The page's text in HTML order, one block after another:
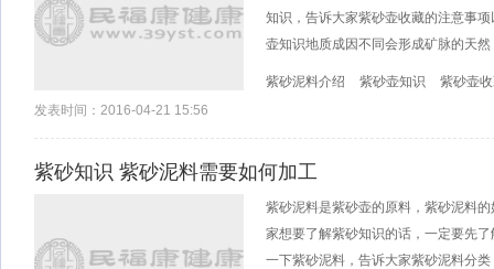
知识，告诉大家紫砂壶收藏的注意事
壶知识地质成因不同会形成矿脉的天然
紫砂泥料介绍 紫砂壶知识
紫砂壶
发表时间：2016-04-21 15:56
紫砂知识 紫砂泥料需要如何加工
紫砂泥料是紫砂壶的原料，紫砂泥料
家想要了解紫砂知识的话，一定要先
一下紫砂泥料，告诉大家紫砂泥料分